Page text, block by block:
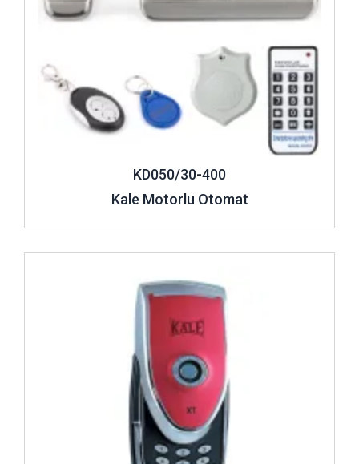
KD050/30-400
Kale Motorlu Otomat